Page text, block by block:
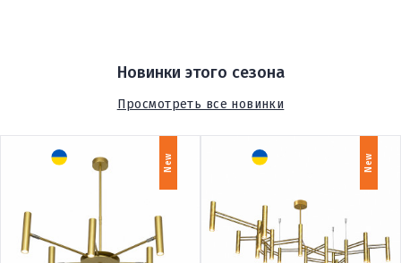
Новинки этого сезона
Просмотреть все новинки
New New